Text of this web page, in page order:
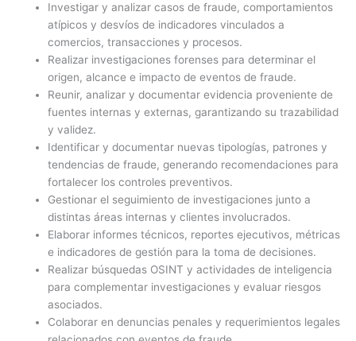
Investigar y analizar casos de fraude, comportamientos
atípicos y desvíos de indicadores vinculados a
comercios, transacciones y procesos.
Realizar investigaciones forenses para determinar el
origen, alcance e impacto de eventos de fraude.
Reunir, analizar y documentar evidencia proveniente de
fuentes internas y externas, garantizando su trazabilidad
y validez.
Identificar y documentar nuevas tipologías, patrones y
tendencias de fraude, generando recomendaciones para
fortalecer los controles preventivos.
Gestionar el seguimiento de investigaciones junto a
distintas áreas internas y clientes involucrados.
Elaborar informes técnicos, reportes ejecutivos, métricas
e indicadores de gestión para la toma de decisiones.
Realizar búsquedas OSINT y actividades de inteligencia
para complementar investigaciones y evaluar riesgos
asociados.
Colaborar en denuncias penales y requerimientos legales